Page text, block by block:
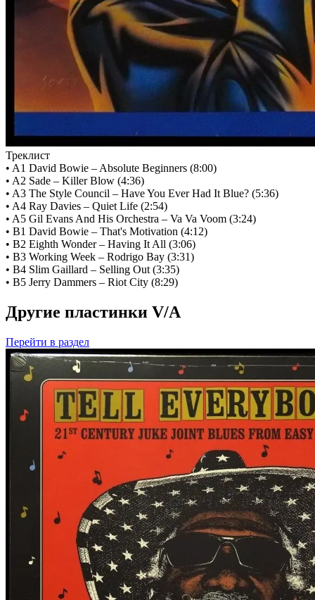
Треклист
• A1 David Bowie – Absolute Beginners (8:00)
• A2 Sade – Killer Blow (4:36)
• A3 The Style Council – Have You Ever Had It Blue? (5:36)
• A4 Ray Davies – Quiet Life (2:54)
• A5 Gil Evans And His Orchestra – Va Va Voom (3:24)
• B1 David Bowie – That's Motivation (4:12)
• B2 Eighth Wonder – Having It All (3:06)
• B3 Working Week – Rodrigo Bay (3:31)
• B4 Slim Gaillard – Selling Out (3:35)
• B5 Jerry Dammers – Riot City (8:29)
Другие пластинки V/A
Перейти в раздел